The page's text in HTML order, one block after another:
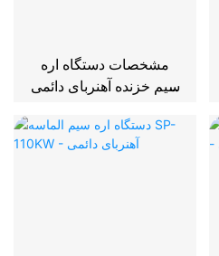
مشخصات دستگاه اره
سیم خزنده آهنربای دائمی